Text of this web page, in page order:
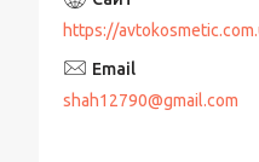
https://
shah12790@gmail.com